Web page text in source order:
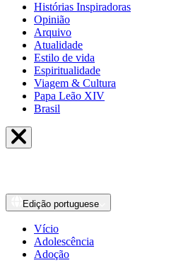
Histórias Inspiradoras
Opinião
Arquivo
Atualidade
Estilo de vida
Espiritualidade
Viagem & Cultura
Papa Leão XIV
Brasil
Edição portuguese
Vício
Adolescência
Adoção